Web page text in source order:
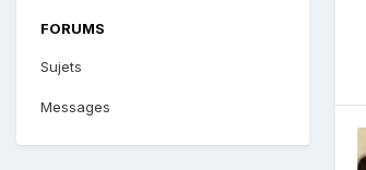
FORUMS
Sujets
Messages